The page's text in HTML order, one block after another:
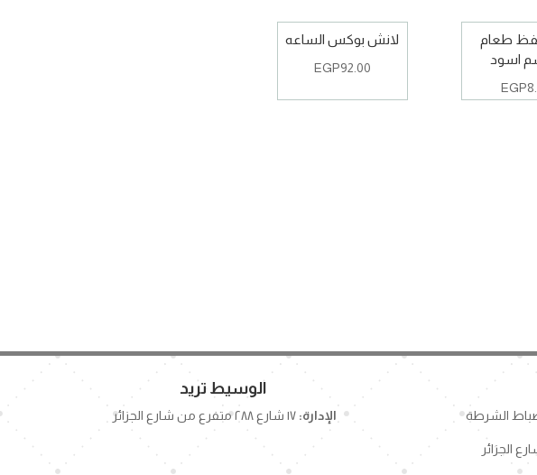
طعام
اسود
EGP
لانش بوكس الساعه
EGP92.00
الوسيط تريد
الإدارة: ١٧ شارع ٢٨٨ متفرع من شارع الجزائر